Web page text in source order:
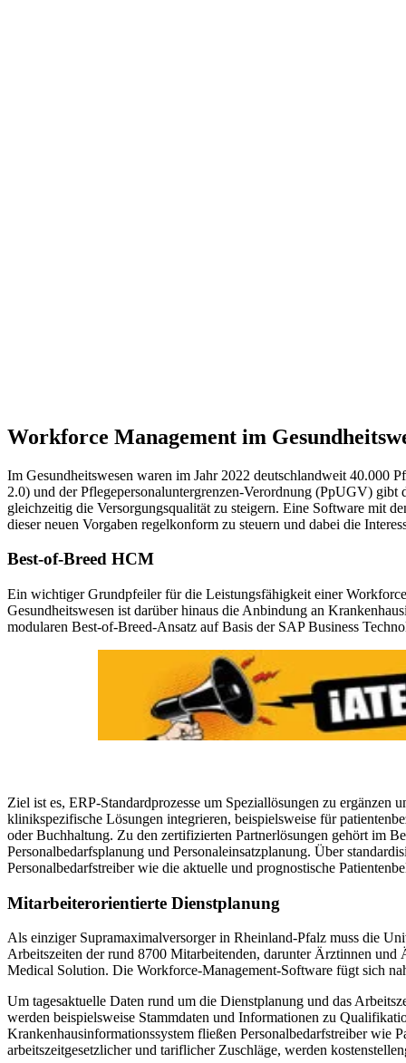
Workforce Management im
Im Gesundheitswesen waren im Jahr 2022 deutschlandweit 40.000
2.0) und der Pflegepersonaluntergrenzen-Verordnung (PpUGV)
gleichzeitig die Versorgungsqualität zu steigern. Eine Software mit
dieser neuen Vorgaben regelkonform zu steuern und dabei die
Best-of-Breed HCM
Ein wichtiger Grundpfeiler für die Leistungsfähigkeit einer
Gesundheitswesen ist darüber hinaus die Anbindung an
modularen Best-of-Breed-Ansatz auf Basis der SAP Business
Ziel ist es, ERP-Standardprozesse um Speziallösungen zu
klinikspezifische Lösungen integrieren, beispielsweise für
oder Buchhaltung. Zu den zertifizierten Partnerlösungen gehört im
Personalbedarfsplanung und Personaleinsatzplanung. Über
Personalbedarfstreiber wie die aktuelle und prognostische
Mitarbeiterorientierte Dienstplanung
Als einziger Supramaximalversorger in Rheinland-Pfalz muss die
Arbeitszeiten der rund 8700 Mitarbeitenden, darunter Ärztinnen
Medical Solution. Die Workforce-Management-Software fügt sich
Um tagesaktuelle Daten rund um die Dienstplanung und das
werden beispielsweise Stammdaten und Informationen zu
Krankenhausinformationssystem fließen Personalbedarfstreiber wie
arbeitszeitgesetzlicher und tariflicher Zuschläge, werden